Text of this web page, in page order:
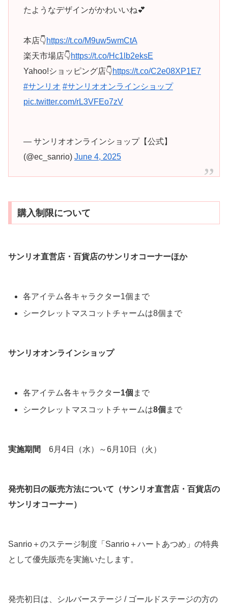
たようなデザインがかわいいね💕
本店👇https://t.co/M9uw5wmCtA
楽天市場店👇https://t.co/Hc1lb2eksE
Yahoo!ショッピング店👇https://t.co/C2e08XP1E7
#サンリオ #サンリオオンラインショップ
pic.twitter.com/rL3VFEo7zV
— サンリオオンラインショップ【公式】
(@ec_sanrio) June 4, 2025
購入制限について
サンリオ直営店・百貨店のサンリオコーナーほか
各アイテム各キャラクター1個まで
シークレットマスコットチャームは8個まで
サンリオオンラインショップ
各アイテム各キャラクター1個 まで
シークレットマスコットチャームは8個 まで
実施期間 6月4日（水）～6月10日（火）
発売初日の販売方法について（サンリオ直営店・百貨店の
サンリオコーナー）
Sanrio＋のステージ制度「Sanrio＋ハートあつめ」の特典
として優先販売を実施いたします。
発売初日は、シルバーステージ / ゴールドステージの方の